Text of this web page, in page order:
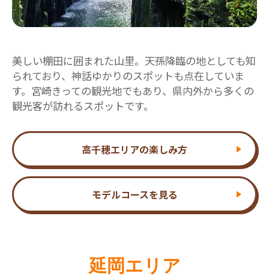
美しい棚田に囲まれた山里。天孫降臨の地としても知
られており、神話ゆかりのスポットも点在していま
す。宮崎きっての観光地でもあり、県内外から多くの
観光客が訪れるスポットです。
高千穂エリアの楽しみ方
モデルコースを見る
延岡エリア